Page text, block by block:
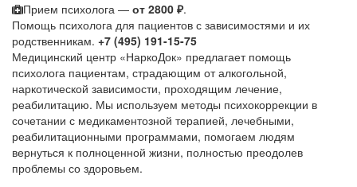
Прием психолога — от 2800 ₽.
Помощь психолога для пациентов с зависимостями и их
родственникам. +7 (495) 191-15-75
Медицинский центр «НаркоДок» предлагает помощь
психолога пациентам, страдающим от алкогольной,
наркотической зависимости, проходящим лечение,
реабилитацию. Мы используем методы психокоррекции в
сочетании с медикаментозной терапией, лечебными,
реабилитационными программами, помогаем людям
вернуться к полноценной жизни, полностью преодолев
проблемы со здоровьем.